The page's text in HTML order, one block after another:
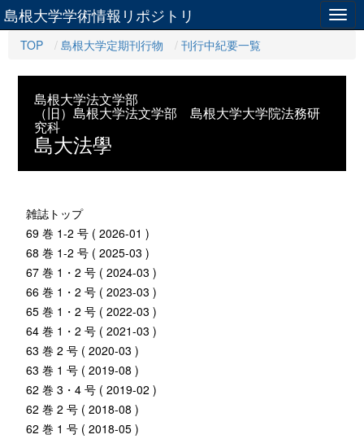
島根大学学術情報リポジトリ
TOP 島根大学定期刊行物 刊行中紀要一覧
島根大学法文学部
（旧）島根大学法文学部 島根大学大学院法務研
究科
島大法學
雑誌トップ
69 巻 1-2 号 ( 2026-01 )
68 巻 1-2 号 ( 2025-03 )
67 巻 1・2 号 ( 2024-03 )
66 巻 1・2 号 ( 2023-03 )
65 巻 1・2 号 ( 2022-03 )
64 巻 1・2 号 ( 2021-03 )
63 巻 2 号 ( 2020-03 )
63 巻 1 号 ( 2019-08 )
62 巻 3・4 号 ( 2019-02 )
62 巻 2 号 ( 2018-08 )
62 巻 1 号 ( 2018-05 )